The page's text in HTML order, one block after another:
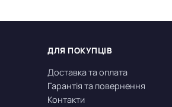
ДЛЯ ПОКУПЦІВ
Доставка та оплата
Гарантія та повернення
Контакти